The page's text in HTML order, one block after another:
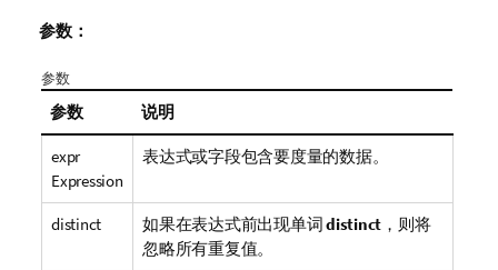
参数：
参数
参数 说明
expr
Expression
表达式或字段包含要度量的数据。
distinct 如果在表达式前出现单词distinct ，则将
忽略所有重复值。